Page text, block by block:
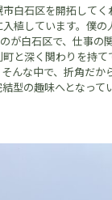
白石区を開拓して
植しています。僕
が白石区で、仕事
と深く関わりを持
んな中で、折角だ
型の趣味へとなっ